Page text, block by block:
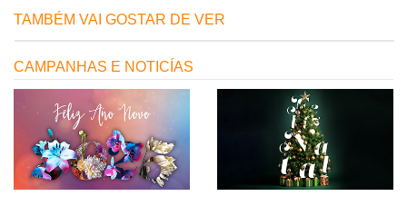
TAMBÉM VAI GOSTAR DE VER
CAMPANHAS E NOTICÍAS